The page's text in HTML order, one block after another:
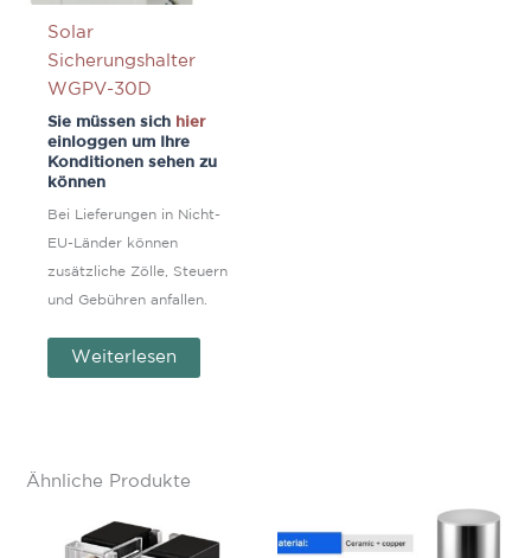
Solar
Sicherungshalter
WGPV-30D
Sie müssen sich hier
einloggen um Ihre
Konditionen sehen zu
können
Bei Lieferungen in Nicht-
EU-Länder können
zusätzliche Zölle, Steuern
und Gebühren anfallen.
Weiterlesen
Ähnliche Produkte